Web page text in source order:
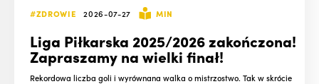
#ZDROWIE 2026-07-27 MIN
Liga Piłkarska 2025/2026 zakończona!
Zapraszamy na wielki finał!
Rekordowa liczba goli i wyrównana walka o mistrzostwo. Tak w skrócie